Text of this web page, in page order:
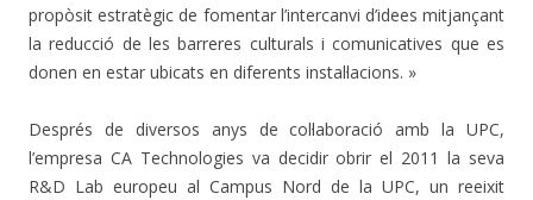
propòsit estratègic de fomentar l’intercanvi d’idees mitjançant
la reducció de les barreres culturals i comunicatives que es
donen en estar ubicats en diferents instal·lacions. »
Després de diversos anys de col·laboració amb la UPC,
l’empresa CA Technologies va decidir obrir el 2011 la seva
R&D Lab europeu al Campus Nord de la UPC, un reeixit